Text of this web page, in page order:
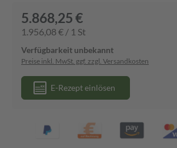
5.868,25 €
1.956,08 € / 1 St
Verfügbarkeit unbekannt
Preise inkl. MwSt. ggf. zzgl. Versandkosten
E-Rezept einlösen